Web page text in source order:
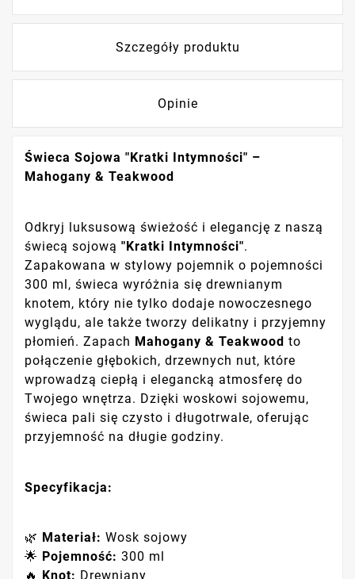
Szczegóły produktu
Opinie
Świeca Sojowa "Kratki Intymności" –
Mahogany & Teakwood
Odkryj luksusową świeżość i elegancję z naszą
świecą sojową "Kratki Intymności".
Zapakowana w stylowy pojemnik o pojemności
300 ml, świeca wyróżnia się drewnianym
knotem, który nie tylko dodaje nowoczesnego
wyglądu, ale także tworzy delikatny i przyjemny
płomień. Zapach Mahogany & Teakwood to
połączenie głębokich, drzewnych nut, które
wprowadzą ciepłą i elegancką atmosferę do
Twojego wnętrza. Dzięki woskowi sojowemu,
świeca pali się czysto i długotrwale, oferując
przyjemność na długie godziny.
Specyfikacja:
🌿 Materiał: Wosk sojowy
🌟 Pojemność: 300 ml
🔥
Knot: Drewniany